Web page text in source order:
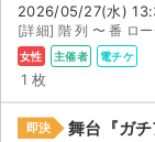
2026/05/27(水)
[詳細] 階 列 〜 番 ロ
女性 主催者 電チケ
1 枚
即決 舞台『ガ